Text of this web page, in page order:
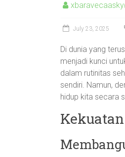
July 23, 2025
Di dunia yang
menjadi kunci
dalam rutinitas
sendiri. Namun,
hidup kita secara